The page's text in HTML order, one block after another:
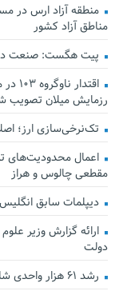
منطقه آزاد ارس در
مناطق آزاد کشور
پیت هگست: صنعت
رزمایش میلان تصویب
تک‌نرخی‌سازی ارز؛
اعمال محدودیت‌های
مقطعی چالوس و هراز
دیپلمات سابق
ارائه گزارش وزیر
دولت
رشد ۶۱ هزار واحدی شاخص بورس